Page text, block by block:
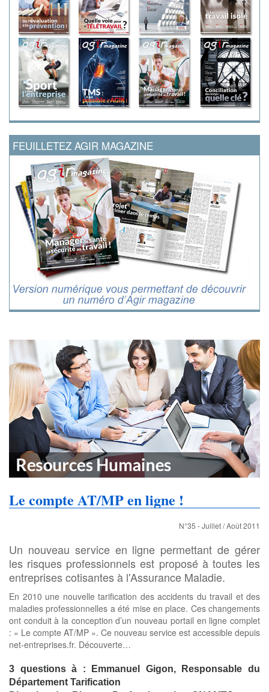
FEUILLETEZ AGIR MAGAZINE
Le compte AT/MP en ligne !
N°35 - Juillet / Août 2011
Un nouveau service en ligne permettant de gérer
les risques professionnels est proposé à toutes les
entreprises cotisantes à l'Assurance Maladie.
En 2010 une nouvelle tarification des accidents du travail et des
maladies professionnelles a été mise en place. Ces changements
ont conduit à la conception d’un nouveau portail en ligne complet
: « Le compte AT/MP ». Ce nouveau service est accessible depuis
net-entreprises.fr. Découverte…
3 questions à : Emmanuel Gigon, Responsable du
Département Tarification